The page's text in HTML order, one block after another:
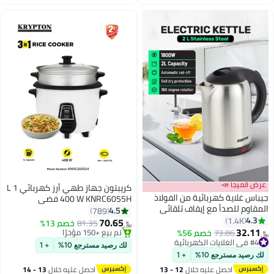
عرض الميجا 📣
جيباس غلاية كهربائية من الفولاذ
المقاوم للصدأ مع إيقاف تلقائي
وحماية من الغليان الجاف
4.3
1.4K
﷼‏ 32.11
73.86خصم 56%
#4 في الغلايات الكهربائية
#4 في الغلايات الكهربائية
لك رصيد مسترجع 10% + 1
احصل عليه خلال 12 - 13
كريبتون جهاز طهي أرز كهربائي 1 L
400 W KNRC6055H فضي
4.5
789
﷼‏70.65
81.35خصم 13%
#2 في أجهزة طهي الأرز
بتخلّص بسرعة
تم بيع +150 مؤخرًا
#2 في أجهزة طهي الأرز
لك رصيد مسترجع 10% + 1
احصل عليه خلال 13 - 14